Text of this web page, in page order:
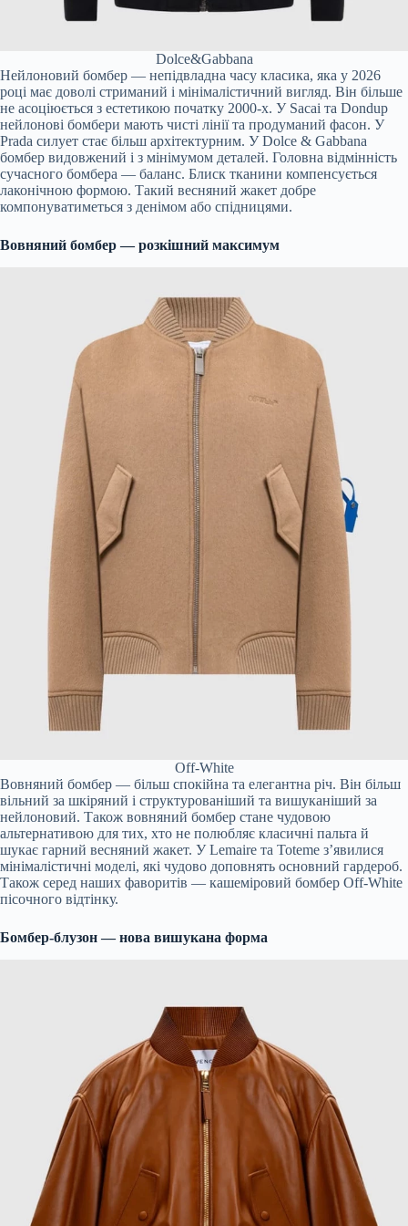
Dolce&Gabbana
Нейлоновий бомбер — непідвладна часу класика, яка у 2026
році має доволі стриманий і мінімалістичний вигляд. Він більше
не асоціюється з естетикою початку 2000-х. У Sacai та Dondup
нейлонові бомбери мають чисті лінії та продуманий фасон. У
Prada силует стає більш архітектурним. У Dolce & Gabbana
бомбер видовжений і з мінімумом деталей. Головна відмінність
сучасного бомбера — баланс. Блиск тканини компенсується
лаконічною формою. Такий весняний жакет добре
компонуватиметься з денімом або спідницями.
Вовняний бомбер — розкішний максимум
Off-White
Вовняний бомбер — більш спокійна та елегантна річ. Він більш
вільний за шкіряний і структурованіший та вишуканіший за
нейлоновий. Також вовняний бомбер стане чудовою
альтернативою для тих, хто не полюбляє класичні пальта й
шукає гарний весняний жакет. У Lemaire та Toteme з’явилися
мінімалістичні моделі, які чудово доповнять основний гардероб.
Також серед наших фаворитів — кашеміровий бомбер Off-White
пісочного відтінку.
Бомбер-блузон — нова вишукана форма